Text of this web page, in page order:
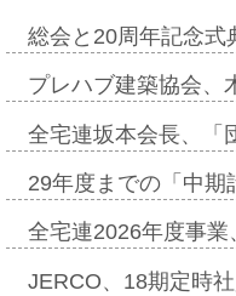
総会と20周年記念
プレハブ建築協会
全宅連坂本会長、「
29年度までの「中
全宅連2026年度事
JERCO、18期定時